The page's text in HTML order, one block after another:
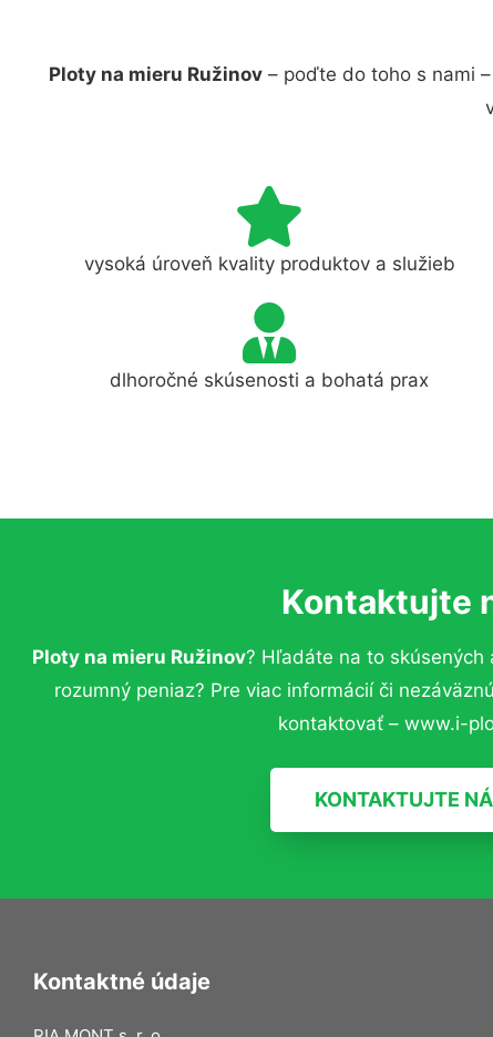
Ploty na mieru Ružinov– poďte do toho s nami
vysoká úroveň kvality produktov a služieb
dlhoročné skúsenosti a bohatá prax
Kontaktujte
Ploty na mieru Ružinov? Hľadáte na to skúsených
rozumný peniaz? Pre viac informácií či
kontaktovať – www.i-
KONTAKTUJTE
Kontaktné údaje